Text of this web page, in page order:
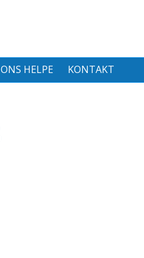
ONS HELPE KONTAKT